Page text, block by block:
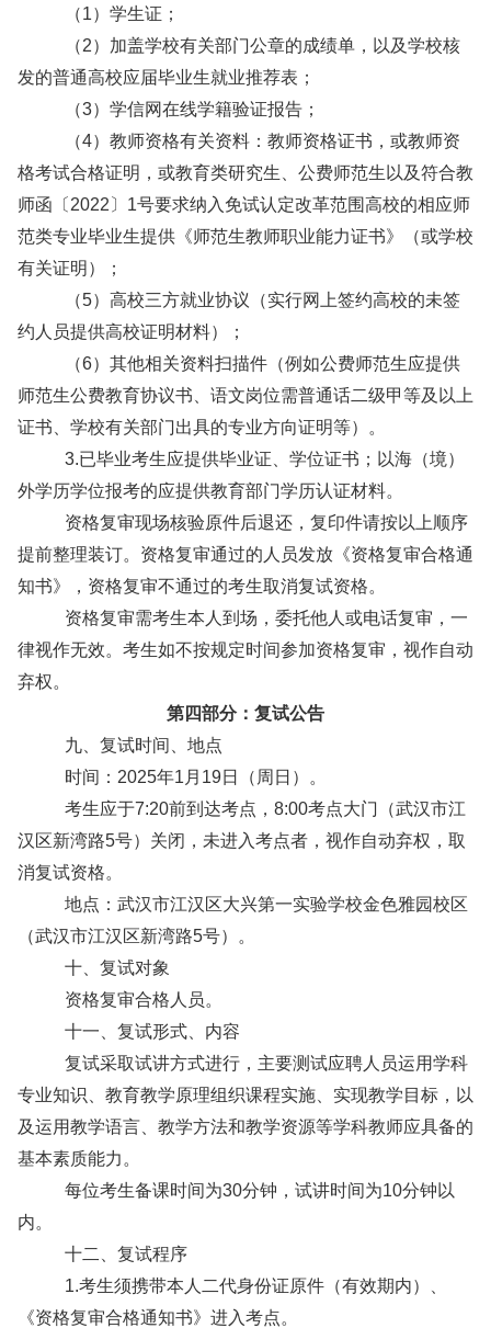
（1）学生证；
（2）加盖学校有关部门公章的成绩单，以及学校核
发的普通高校应届毕业生就业推荐表；
（3）学信网在线学籍验证报告；
（4）教师资格有关资料：教师资格证书，或教师资
格考试合格证明，或教育类研究生、公费师范生以及符合教
师函〔2022〕1号要求纳入免试认定改革范围高校的相应师
范类专业毕业生提供《师范生教师职业能力证书》（或学校
有关证明）；
（5）高校三方就业协议（实行网上签约高校的未签
约人员提供高校证明材料）；
（6）其他相关资料扫描件（例如公费师范生应提供
师范生公费教育协议书、语文岗位需普通话二级甲等及以上
证书、学校有关部门出具的专业方向证明等）。
3.已毕业考生应提供毕业证、学位证书；以海（境）
外学历学位报考的应提供教育部门学历认证材料。
资格复审现场核验原件后退还，复印件请按以上顺序
提前整理装订。资格复审通过的人员发放《资格复审合格通
知书》，资格复审不通过的考生取消复试资格。
资格复审需考生本人到场，委托他人或电话复审，一
律视作无效。考生如不按规定时间参加资格复审，视作自动
弃权。
第四部分：复试公告
九、复试时间、地点
时间：2025年1月19日（周日）。
考生应于7:20前到达考点，8:00考点大门（武汉市江
汉区新湾路5号）关闭，未进入考点者，视作自动弃权，取
消复试资格。
地点：武汉市江汉区大兴第一实验学校金色雅园校区
（武汉市江汉区新湾路5号）。
十、复试对象
资格复审合格人员。
十一、复试形式、内容
复试采取试讲方式进行，主要测试应聘人员运用学科
专业知识、教育教学原理组织课程实施、实现教学目标，以
及运用教学语言、教学方法和教学资源等学科教师应具备的
基本素质能力。
每位考生备课时间为30分钟，试讲时间为10分钟以
内。
十二、复试程序
1.考生须携带本人二代身份证原件（有效期内）、
《资格复审合格通知书》进入考点。